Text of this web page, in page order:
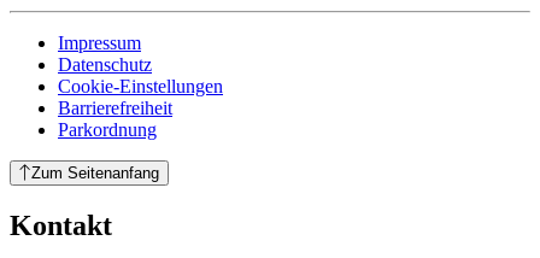
Impressum
Datenschutz
Cookie-Einstellungen
Barrierefreiheit
Parkordnung
Zum Seitenanfang
Kontakt